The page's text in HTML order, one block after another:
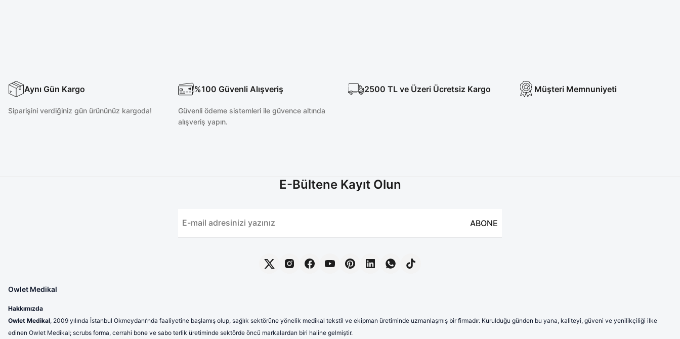
Aynı Gün Kargo
Siparişini verdiğiniz gün ürününüz kargoda!
%100 Güvenli Alışveriş
Güvenli ödeme sistemleri ile güvence altında
alışveriş yapın.
2500 TL ve Üzeri Ücretsiz Kargo Müşteri Memnuniyeti
E-Bültene Kayıt Olun
ABONE
Owlet Medikal
Hakkımızda
Owlet Medikal, 2009 yılında İstanbul Okmeydanı’nda faaliyetine başlamış olup, sağlık sektörüne yönelik medikal tekstil ve ekipman üretiminde uzmanlaşmış bir firmadır. Kurulduğu günden bu yana, kaliteyi, güveni ve yenilikçiliği ilke
edinen Owlet Medikal; scrubs forma, cerrahi bone ve sabo terlik üretiminde sektörde öncü markalardan biri haline gelmiştir.